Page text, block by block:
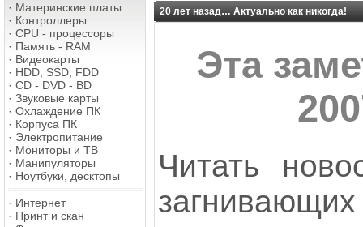
· Материнские платы
· Контроллеры
· CPU - процессоры
· Память - RAM
· Видеокарты
· HDD, SSD, FDD
· CD - DVD - BD
· Звуковые карты
· Охлаждение ПК
· Корпуса ПК
· Электропитание
· Мониторы и ТВ
· Манипуляторы
· Ноутбуки, десктопы
· Интернет
· Принт и скан
20 лет назад… Актуально как никогда!
Эта
Читать